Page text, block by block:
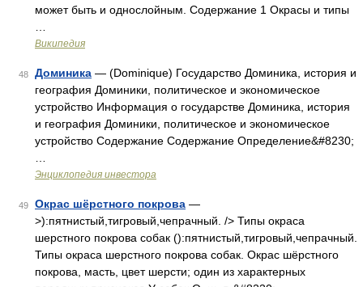
может быть и однослойным. Содержание 1 Окрасы и типы
Википедия
48 Доминика — (Dominique) Государство Доминика, история и
география Доминики, политическое и экономическое
устройство Информация о государстве Доминика, история
и география Доминики, политическое и экономическое
устройство Содержание Содержание Определение&#8230;
Энциклопедия инвестора
49 Окрас шёрстного покрова —
>):пятнистый,тигровый,чепрачный. /> Типы окраса
шерстного покрова собак ():пятнистый,тигровый,чепрачный.
Типы окраса шерстного покрова собак. Окрас шёрстного
покрова, масть, цвет шерсти; один из характерных